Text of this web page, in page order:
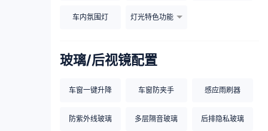
车内氛围灯 灯光特色功能
玻璃/后视镜配置
车窗一键升降 车窗防夹手 感应雨刷器
防紫外线玻璃 多层隔音玻璃 后排隐私玻璃